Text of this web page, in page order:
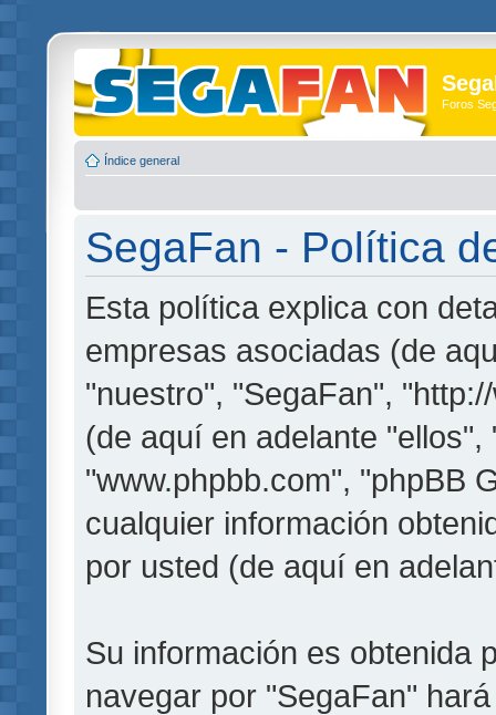
Foros
Índice general
SegaFan - Política
Esta política explica con
empresas asociadas (de
"nuestro", "SegaFan",
(de aquí en adelante
"www.phpbb.com", "phpBB
cualquier información
por usted (de aquí en
Su información es obtenida
navegar por "SegaFan"